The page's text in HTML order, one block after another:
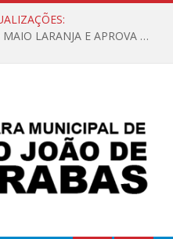
CÂMARA MUNICIPAL DISCUTE MAIO LARANJA E APROVA REQUERIMENTO SOBRE SINALIZAÇÃO URBANA